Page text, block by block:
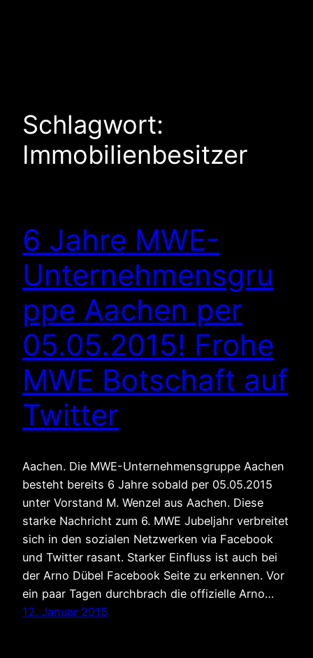
Schlagwort:
Immobilienbesitzer
6 Jahre MWE-
Unternehmensgru
ppe Aachen per
05.05.2015! Frohe
MWE Botschaft auf
Twitter
Aachen. Die MWE-Unternehmensgruppe Aachen
besteht bereits 6 Jahre sobald per 05.05.2015
unter Vorstand M. Wenzel aus Aachen. Diese
starke Nachricht zum 6. MWE Jubeljahr verbreitet
sich in den sozialen Netzwerken via Facebook
und Twitter rasant. Starker Einfluss ist auch bei
der Arno Dübel Facebook Seite zu erkennen. Vor
ein paar Tagen durchbrach die offizielle Arno…
12. Januar 2015